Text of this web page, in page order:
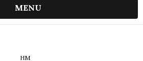
MENU
HM